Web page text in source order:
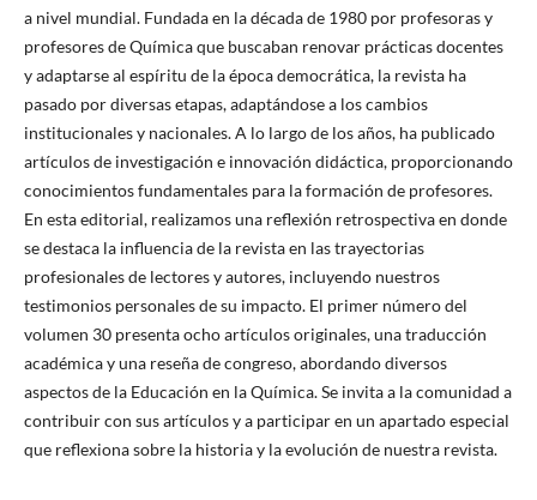
a nivel mundial. Fundada en la década de 1980 por profesoras y
profesores de Química que buscaban renovar prácticas docentes
y adaptarse al espíritu de la época democrática, la revista ha
pasado por diversas etapas, adaptándose a los cambios
institucionales y nacionales. A lo largo de los años, ha publicado
artículos de investigación e innovación didáctica, proporcionando
conocimientos fundamentales para la formación de profesores.
En esta editorial, realizamos una reflexión retrospectiva en donde
se destaca la influencia de la revista en las trayectorias
profesionales de lectores y autores, incluyendo nuestros
testimonios personales de su impacto. El primer número del
volumen 30 presenta ocho artículos originales, una traducción
académica y una reseña de congreso, abordando diversos
aspectos de la Educación en la Química. Se invita a la comunidad a
contribuir con sus artículos y a participar en un apartado especial
que reflexiona sobre la historia y la evolución de nuestra revista.